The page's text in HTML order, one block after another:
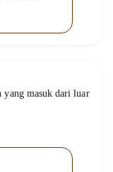
yang masuk dari luar